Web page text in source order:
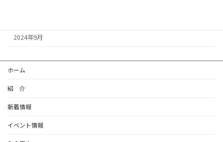
2024年9月
ホーム
紹 介
新着情報
イベント情報